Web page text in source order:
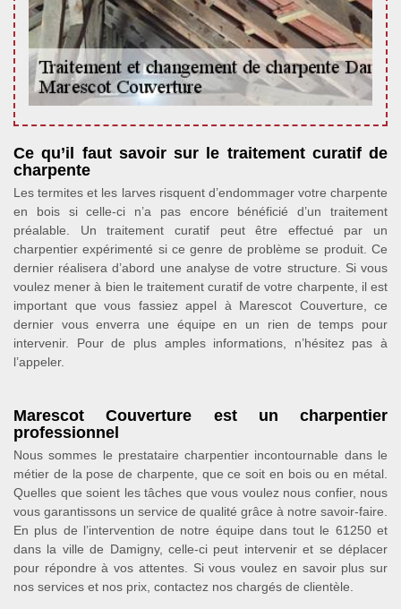
Ce qu’il faut savoir sur le traitement curatif de
charpente
Les termites et les larves risquent d’endommager votre charpente
en bois si celle-ci n’a pas encore bénéficié d’un traitement
préalable. Un traitement curatif peut être effectué par un
charpentier expérimenté si ce genre de problème se produit. Ce
dernier réalisera d’abord une analyse de votre structure. Si vous
voulez mener à bien le traitement curatif de votre charpente, il est
important que vous fassiez appel à Marescot Couverture, ce
dernier vous enverra une équipe en un rien de temps pour
intervenir. Pour de plus amples informations, n’hésitez pas à
l’appeler.
Marescot Couverture est un charpentier
professionnel
Nous sommes le prestataire charpentier incontournable dans le
métier de la pose de charpente, que ce soit en bois ou en métal.
Quelles que soient les tâches que vous voulez nous confier, nous
vous garantissons un service de qualité grâce à notre savoir-faire.
En plus de l’intervention de notre équipe dans tout le 61250 et
dans la ville de Damigny, celle-ci peut intervenir et se déplacer
pour répondre à vos attentes. Si vous voulez en savoir plus sur
nos services et nos prix, contactez nos chargés de clientèle.